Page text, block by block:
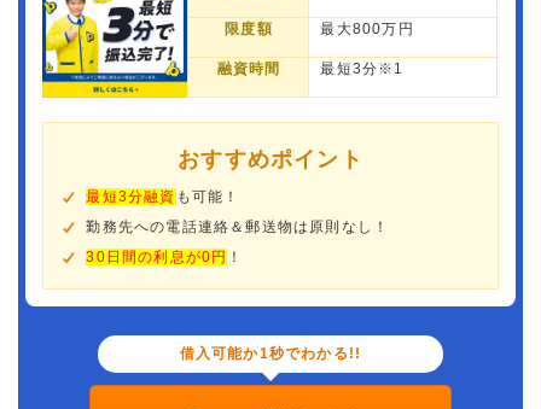
限度額 最大800万円
融資時間 最短3分※1
おすすめポイント
最短3分融資 も可能！
勤務先への電話連絡＆郵送物は原則なし！
30日間の利息が0円 ！
借入可能か1秒でわかる!!